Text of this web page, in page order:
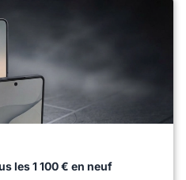
les 1 100 € en neuf